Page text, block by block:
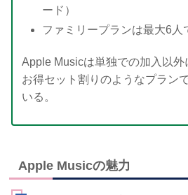
ード）
ファミリープランは最大6人
Apple Musicは単独での加入以
お得セット割りのようなプラン
いる。
Apple Musicの魅力